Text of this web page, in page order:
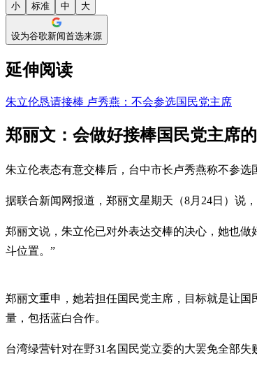
小 标准 中 大
设为谷歌新闻首选来源
延伸阅读
朱立伦恳请接棒 卢秀燕：不会参选国民党主席
郑丽文：会做好接棒国民党主席
朱立伦表态有意交棒后，台中市长卢秀燕称不参选
据联合新闻网报道，郑丽文星期天（8月24日）说
郑丽文说，朱立伦已对外表达交棒的决心，她也
斗位置。”
郑丽文重申，她若担任国民党主席，目标就是让
量，包括蓝白合作。
台湾绿营针对在野31名国民党立委的大罢免全部